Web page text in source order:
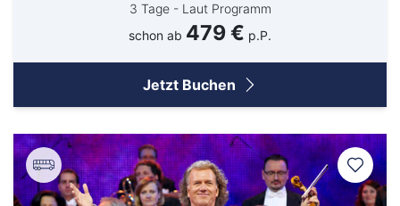
3 Tage - Laut Programm
schon ab 479 € p.P.
Jetzt Buchen